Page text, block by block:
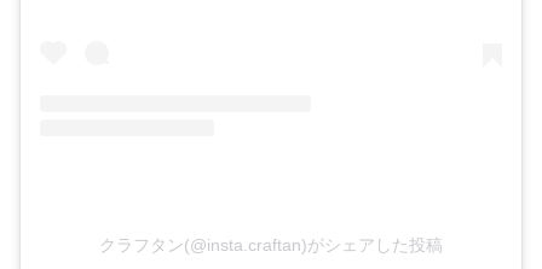
クラフタン(@insta.craftan)がシェアした投稿